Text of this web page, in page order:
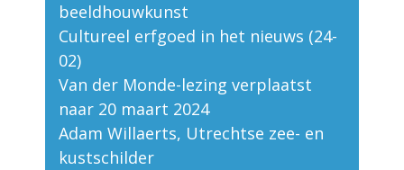
beeldhouwkunst
Cultureel erfgoed in het nieuws (24-
02)
Van der Monde-lezing verplaatst
naar 20 maart 2024
Adam Willaerts, Utrechtse zee- en
kustschilder